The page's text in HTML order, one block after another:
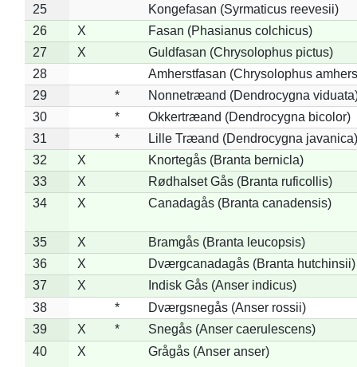
25
Kongefasan (Syrmaticus reevesii)
26
X
Fasan (Phasianus colchicus)
27
X
Guldfasan (Chrysolophus pictus)
28
Amherstfasan (Chrysolophus
29
*
Nonnetræand (Dendrocygna
30
*
Okkertræand (Dendrocygna bicolor)
31
*
Lille Træand (Dendrocygna javanica)
32
X
Knortegås (Branta bernicla)
33
X
Rødhalset Gås (Branta ruficollis)
34
X Canadagås (Branta canadensis)
35 X
Bramgås (Branta leucopsis)
36
X
Dværgcanadagås (Branta hutchinsii)
37
X
Indisk Gås (Anser indicus)
38
*
Dværgsnegås (Anser rossii)
39
X *
Snegås (Anser caerulescens)
40
X Grågås (Anser anser)